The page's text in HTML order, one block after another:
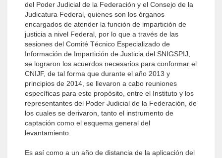
del Poder Judicial de la Federación y el Consejo de la
Judicatura Federal, quienes son los órganos
encargados de atender la función de impartición de
justicia a nivel Federal, por lo que a través de las
sesiones del Comité Técnico Especializado de
Información de Impartición de Justicia del SNIGSPIJ,
se lograron los acuerdos necesarios para conformar el
CNIJF, de tal forma que durante el año 2013 y
principios de 2014, se llevaron a cabo reuniones
específicas para este propósito, entre el Instituto y los
representantes del Poder Judicial de la Federación, de
los cuales se derivaron, tanto el instrumento de
captación como el esquema general del
levantamiento.
Es así como a un año de distancia de la aplicación del